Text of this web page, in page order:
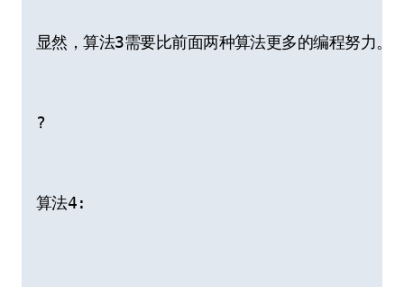
显然，算法3需要比前面两种算法更多的编程努力
?
算法4: